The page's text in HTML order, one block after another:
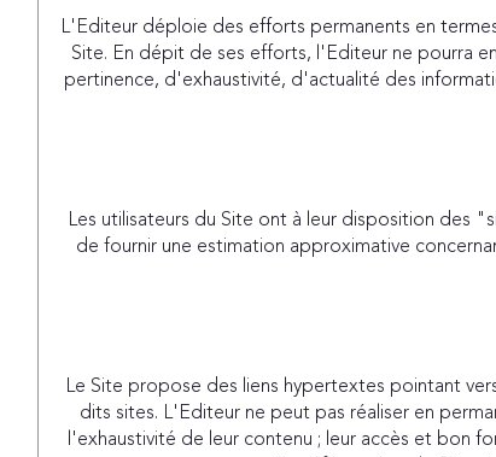
L'Editeur déploie des efforts permanents en
Site. En dépit de ses efforts, l'Editeur ne pourra
pertinence, d'exhaustivité, d'actualité des
Les utilisateurs du Site ont à leur disposition des
de fournir une estimation approximative
Le Site propose des liens hypertextes pointant
dits sites. L'Editeur ne peut pas réaliser en
l'exhaustivité de leur contenu ; leur accès et bon